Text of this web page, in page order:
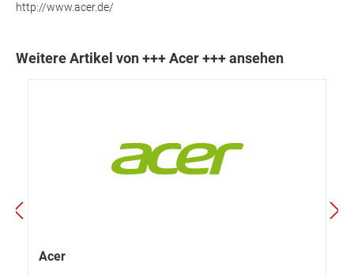
http://www.acer.de/
Weitere Artikel von +++ Acer +++ ansehen
Acer